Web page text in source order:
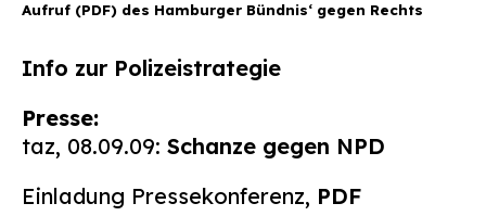
Aufruf (PDF) des Hamburger Bündnis‘ gegen Rechts
Info zur Polizeistrategie
Presse:
taz, 08.09.09: Schanze gegen NPD
Einladung Pressekonferenz, PDF